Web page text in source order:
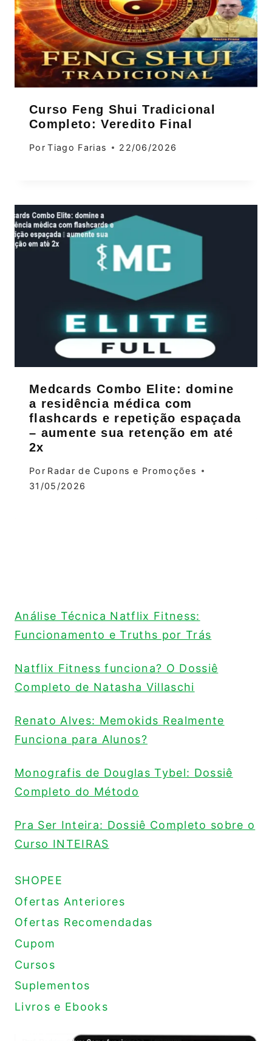
Curso Feng Shui Tradicional
Completo: Veredito Final
Por Tiago Farias 22/06/2026
Medcards Combo Elite: domine
a residência médica com
flashcards e repetição espaçada
– aumente sua retenção em até
2x
Por Radar de Cupons e Promoções
31/05/2026
Análise Técnica Natflix Fitness:
Funcionamento e Truths por Trás
Natflix Fitness funciona? O Dossiê
Completo de Natasha Villaschi
Renato Alves: Memokids Realmente
Funciona para Alunos?
Monografis de Douglas Tybel: Dossiê
Completo do Método
Pra Ser Inteira: Dossiê Completo sobre o
Curso INTEIRAS
SHOPEE
Ofertas Anteriores
Ofertas Recomendadas
Cupom
Cursos
Suplementos
Livros e Ebooks